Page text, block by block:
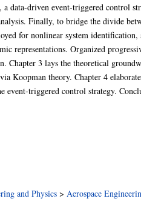
data-driven event-triggered control
Finally, to bridge the divide
for nonlinear system
representations. Organized
Chapter 3 lays the theoretical
Koopman theory. Chapter 4
event-triggered control strategy.
and Physics> Aerospace